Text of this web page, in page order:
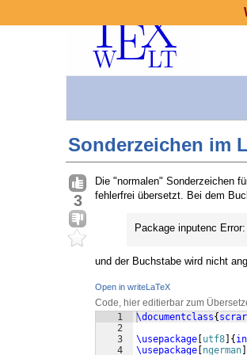
Sonderzeichen im
3
Die "normalen" Sonderzeichen
fehlerfrei übersetzt. Bei dem
Package inputenc
und der Buchstabe wird nicht
Open in writeLaTeX
Code, hier editierbar zum
1
2
3
4
\documentclass{
\usepackage utf8 {
\usepackage ngerman